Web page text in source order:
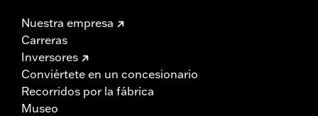
Nuestra empresa
Carreras
Inversores
Conviértete en un concesionario
Recorridos por la fábrica
Museo